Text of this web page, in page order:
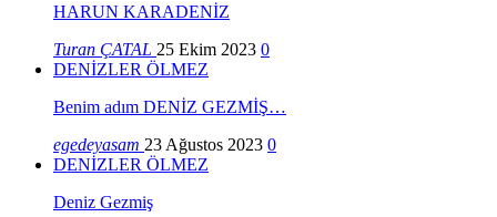
HARUN KARADENİZ
Turan ÇATAL 25 Ekim 2023 0
DENİZLER ÖLMEZ
Benim adım DENİZ GEZMİŞ…
egedeyasam 23 Ağustos 2023 0
DENİZLER ÖLMEZ
Deniz Gezmiş